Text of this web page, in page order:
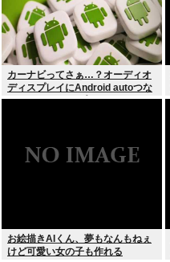
カーナビってさぁ…？オーディオ
ディスプレイにAndroid autoつな
いでGoogleマップとかcocchiとか
お絵描きAIくん、夢もなんもねぇ
けど可愛い女の子も作れる